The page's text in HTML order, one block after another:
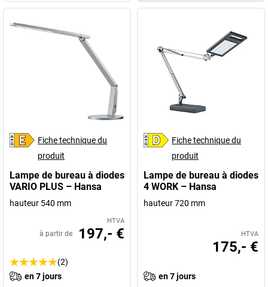
Fiche technique du
produit
Lampe de bureau à diodes
VARIO PLUS – Hansa
hauteur 540 mm
HTVA
à partir de 197,- €
(2)
en 7 jours
Fiche technique du
produit
Lampe de bureau à diodes
4 WORK – Hansa
hauteur 720 mm
HTVA
175,- €
en 7 jours